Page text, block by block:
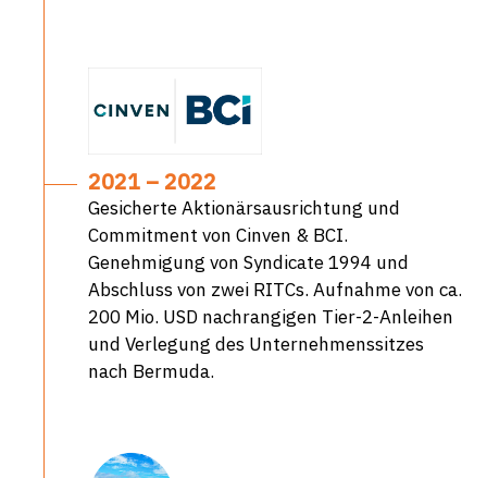
2021 – 2022
Gesicherte Aktionärsausrichtung und
Commitment von Cinven & BCI.
Genehmigung von Syndicate 1994 und
Abschluss von zwei RITCs. Aufnahme von ca.
200 Mio. USD nachrangigen Tier-2-Anleihen
und Verlegung des Unternehmenssitzes
nach Bermuda.